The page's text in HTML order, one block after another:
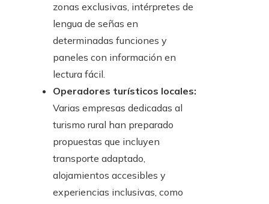
zonas exclusivas, intérpretes de
lengua de señas en
determinadas funciones y
paneles con información en
lectura fácil.
Operadores turísticos locales:
Varias empresas dedicadas al
turismo rural han preparado
propuestas que incluyen
transporte adaptado,
alojamientos accesibles y
experiencias inclusivas, como